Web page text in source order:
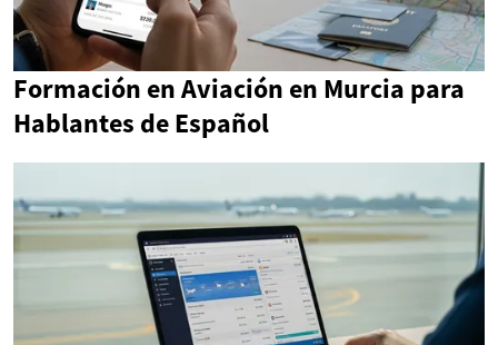
Formación en Aviación en Murcia para
Hablantes de Español